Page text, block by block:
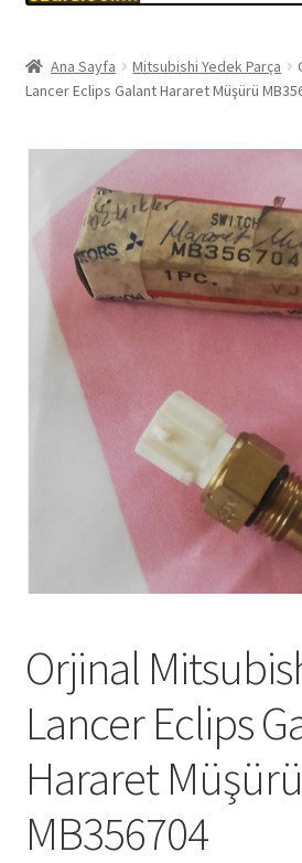
Ana Sayfa Mitsubishi Yedek Parça
Lancer Eclips Galant Hararet Müşürü
Orjinal
Lancer Eclips
Hararet Müşürü
MB356704